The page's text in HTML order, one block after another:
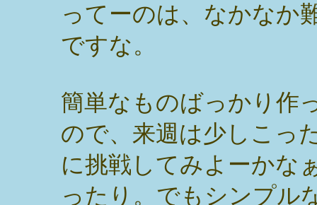
ってーのは、なかなか
ですな。
簡単なものばっかり作
ので、来週は少しこっ
に挑戦してみよーかな
ったり。でもシンプル